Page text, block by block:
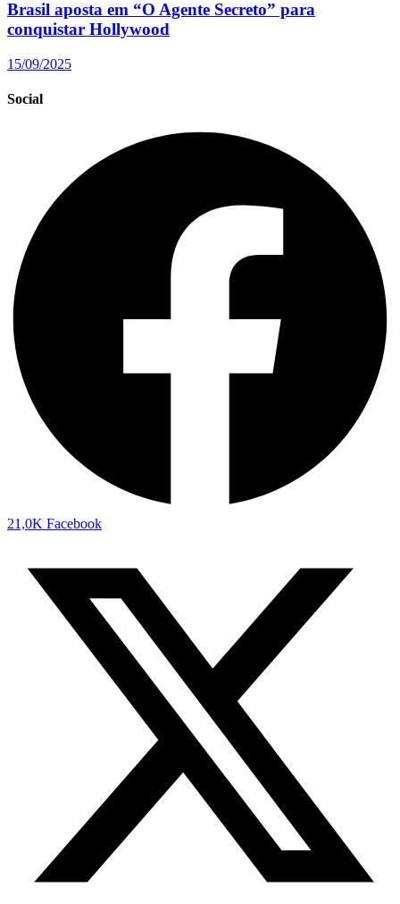
Brasil aposta em “O Agente Secreto” para
conquistar Hollywood
15/09/2025
Social
21,0K Facebook